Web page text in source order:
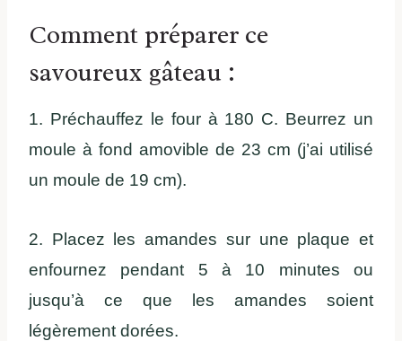
Comment préparer ce
savoureux gâteau :
1. Préchauffez le four à 180 C. Beurrez un
moule à fond amovible de 23 cm (j’ai utilisé
un moule de 19 cm).
2. Placez les amandes sur une plaque et
enfournez pendant 5 à 10 minutes ou
jusqu’à ce que les amandes soient
légèrement dorées.